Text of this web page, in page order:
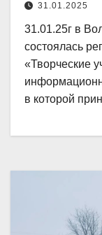
31.01.2025
31.01.25г в
состоялась
«Творческие
в которой